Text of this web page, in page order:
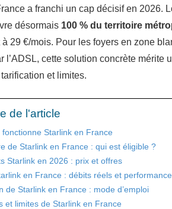
a franchi un cap décisif en 2026.
désormais 100 % du territoire
29 €/mois. Pour les foyers en zone
l’ADSL, cette solution concrète mérite
et limites.
de l'article
Starlink en France
de Starlink en France : qui est éligible ?
Starlink en 2026 : prix et offres
en France : débits réels et
de Starlink en France : mode d’emploi
et limites de Starlink en France